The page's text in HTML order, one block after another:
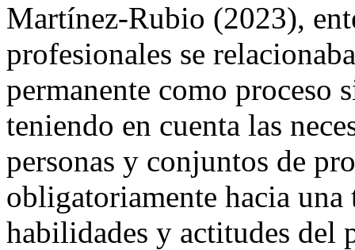
Martínez-Rubio (2023),
profesionales se
permanente como proceso
teniendo en cuenta las
personas y conjuntos de
obligatoriamente hacia
habilidades y actitudes del